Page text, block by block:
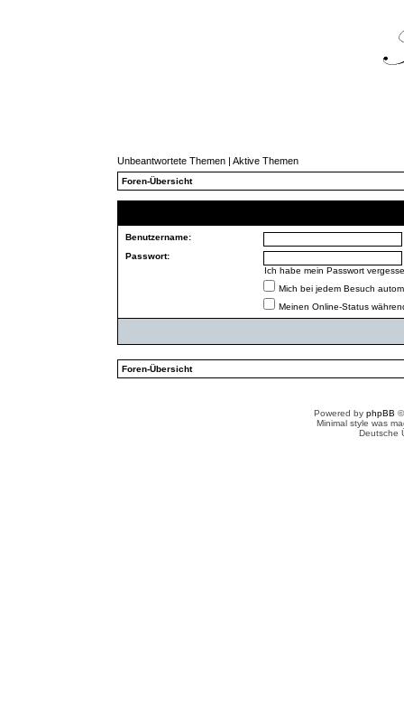
Unbeantwortete Themen | Aktive Themen
Foren-Übersicht
Benutzername:
Passwort:
Ich habe mein Passwort
Mich bei jedem Besuch
Meinen Online-Status
Foren-Übersicht
Powered by phpBB
Minimal style was
Deutsche